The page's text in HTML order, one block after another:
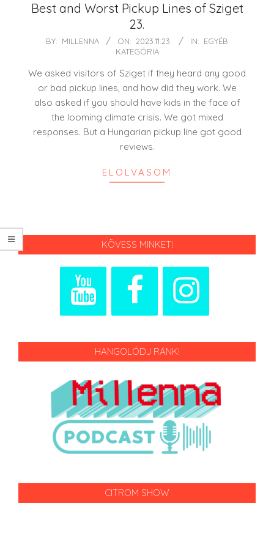
Best and Worst Pickup Lines of Sziget
23.
2023-
23
BY: MILLENNA ON: 2023.11.23. IN: EGYÉB
KATEGÓRIA
We asked visitors of Sziget if they heard any good
or bad pickup lines, and how did they work. We
also asked if you should have kids in the face of
the looming climate crisis. We got mixed
responses. But a Hungarian pickup line got good
reviews.
ELOLVASOM
KÖVESS MINKET!
HANGOLÓDJ RÁNK!
CITROM SHOW